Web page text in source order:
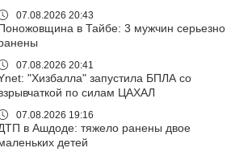
07.08.2026 20:43
Поножовщина в Тайбе: 3 мужчин серьезно
07.08.2026 20:41
"Хизбалла" запустила БПЛА со
по силам ЦАХАЛ
07.08.2026 19:16
в Ашдоде: тяжело ранены двое
детей